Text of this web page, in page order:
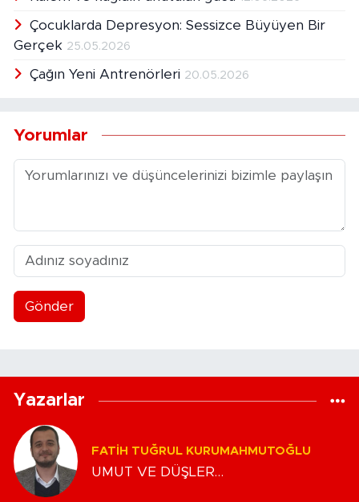
Çocuklarda Depresyon: Sessizce Büyüyen Bir
Gerçek 25.05.2026
Çağın Yeni Antrenörleri 20.05.2026
Yorumlar
Gönder
Yazarlar
FATIH TUĞRUL KURUMAHMUTOĞLU
UMUT VE DÜŞLER…